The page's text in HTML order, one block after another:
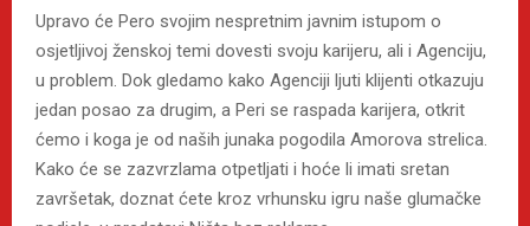
Upravo će Pero svojim nespretnim javnim istupom o
osjetljivoj ženskoj temi dovesti svoju karijeru, ali i Agenciju,
u problem. Dok gledamo kako Agenciji ljuti klijenti otkazuju
jedan posao za drugim, a Peri se raspada karijera, otkrit
ćemo i koga je od naših junaka pogodila Amorova strelica.
Kako će se zazvrzlama otpetljati i hoće li imati sretan
završetak, doznat ćete kroz vrhunsku igru naše glumačke